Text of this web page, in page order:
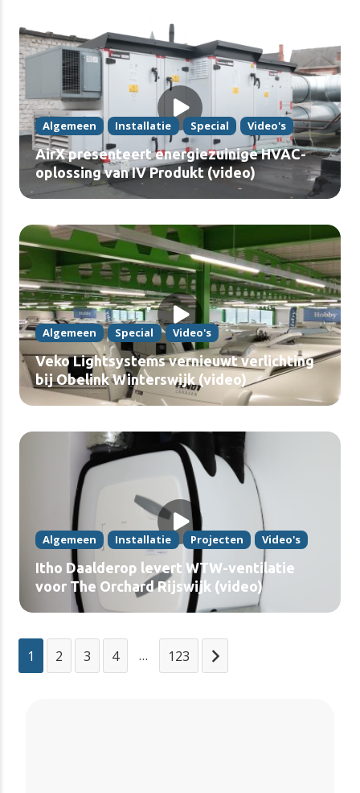
Algemeen Installatie Special Video's
AirX presenteert energiezuinige HVAC-
oplossing van IV Produkt (video)
Algemeen Special Video's
Veko Lightsystems vernieuwt verlichting
bij Obelink Winterswijk (video)
Algemeen Installatie Projecten Video's
Itho Daalderop levert WTW-ventilatie
voor The Orchard Rijswijk (video)
1 2 3 4 … 123